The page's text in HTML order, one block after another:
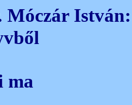
Móczár
ma